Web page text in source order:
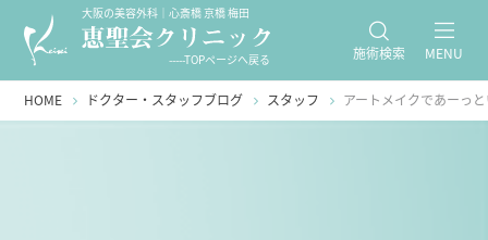
大阪の美容外科｜心斎橋 京橋 梅田
-----TOPページへ戻る 施術検索 MENU
HOME ドクター・スタッフブログ スタッフ アートメイクであーっ